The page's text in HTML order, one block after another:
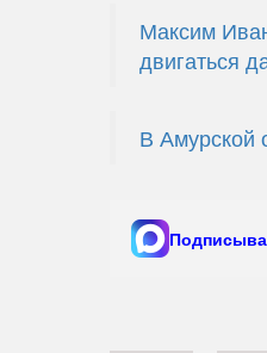
Максим
двигаться
В Амурской